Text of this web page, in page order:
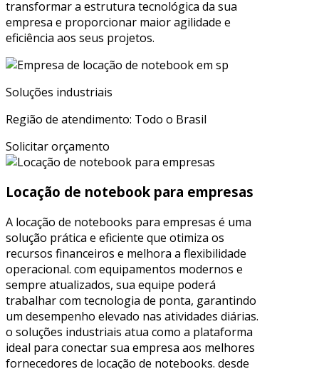
transformar a estrutura tecnológica da sua
empresa e proporcionar maior agilidade e
eficiência aos seus projetos.
Soluções industriais
Região de atendimento: Todo o Brasil
Solicitar orçamento
Locação de notebook para empresas
A locação de notebooks para empresas é uma
solução prática e eficiente que otimiza os
recursos financeiros e melhora a flexibilidade
operacional. com equipamentos modernos e
sempre atualizados, sua equipe poderá
trabalhar com tecnologia de ponta, garantindo
um desempenho elevado nas atividades diárias.
o soluções industriais atua como a plataforma
ideal para conectar sua empresa aos melhores
fornecedores de locação de notebooks. desde